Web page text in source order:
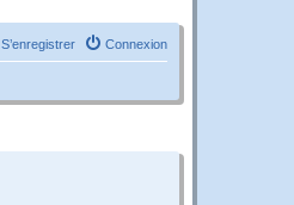
Connexion
S’enregistrer